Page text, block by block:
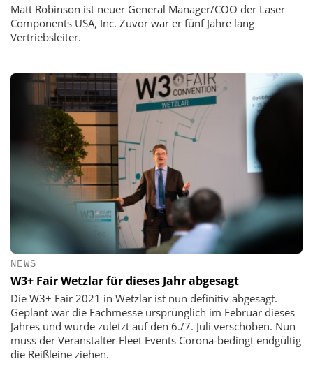
Matt Robinson ist neuer General Manager/COO der Laser
Components USA, Inc. Zuvor war er fünf Jahre lang
Vertriebsleiter.
NEWS
W3+ Fair Wetzlar für dieses Jahr abgesagt
Die W3+ Fair 2021 in Wetzlar ist nun definitiv abgesagt.
Geplant war die Fachmesse ursprünglich im Februar dieses
Jahres und wurde zuletzt auf den 6./7. Juli verschoben. Nun
muss der Veranstalter Fleet Events Corona-bedingt endgültig
die Reißleine ziehen.